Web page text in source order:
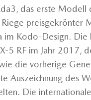
das erste Modell
Riege preisgekrönter
im Kodo-Design. Die
5 RF im Jahr 2017,
die vorherige
Auszeichnung des
Die